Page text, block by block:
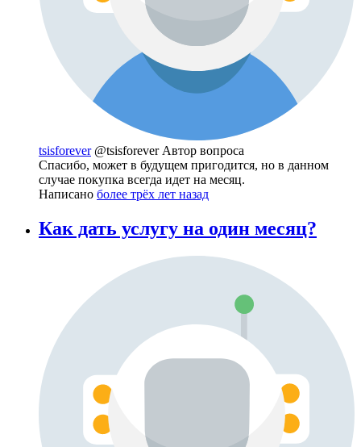
tsisforever @tsisforever Автор вопроса
Спасибо, может в будущем пригодится, но в данном
случае покупка всегда идет на месяц.
Написано более трёх лет назад
Как дать услугу на один месяц?